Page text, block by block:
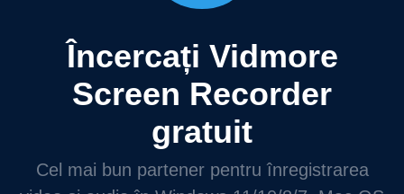
Încercați Vidmore
Screen Recorder
gratuit
Cel mai bun partener pentru înregistrarea